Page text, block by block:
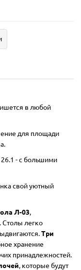
в любой
для площади
26.1 - с большими
свой уютный
Л-03,
Столы легко
Три
хранение
принадлежностей.
, которые будут